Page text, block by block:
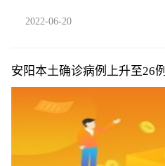
2022-06-20
安阳本土确诊病例上升至26例